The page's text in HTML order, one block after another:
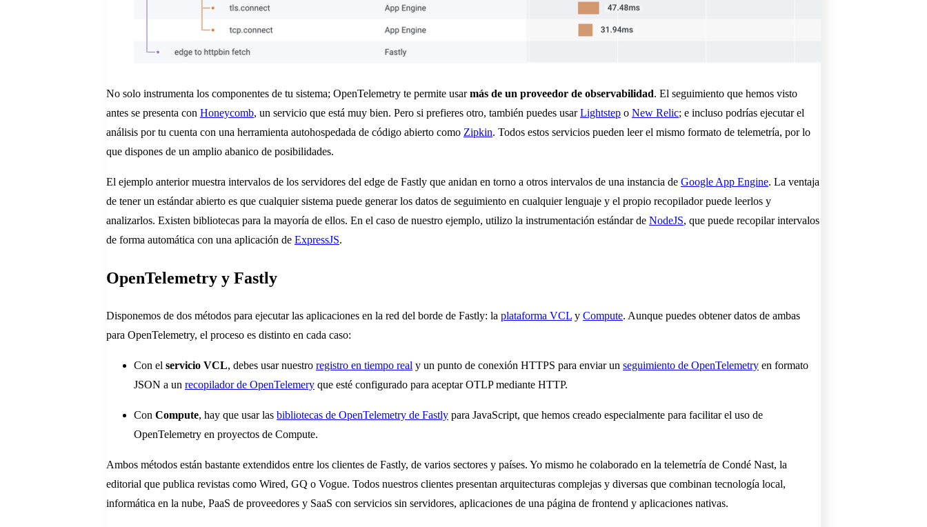
No solo instrumenta los componentes de tu sistema; OpenTelemetry te permite usarmás de un proveedor de observabilidad. El seguimiento que hemos visto
antes se presenta con Honeycomb, un servicio que está muy bien. Pero si prefieres otro, también puedes usarLightstep o New Relic; e incluso podrías ejecutar el
análisis por tu cuenta con una herramienta autohospedada de código abierto como Zipkin. Todos estos servicios pueden leer el mismo formato de telemetría, por lo
que dispones de un amplio abanico de posibilidades.
El ejemplo anterior muestra intervalos de los servidores del edge de Fastly que anidan en torno a otros intervalos de una instancia de Google App Engine. La ventaja
de tener un estándar abierto es que cualquier sistema puede generar los datos de seguimiento en cualquier lenguaje y el propio recopilador puede leerlos y
analizarlos. Existen bibliotecas para la mayoría de ellos. En el caso de nuestro ejemplo, utilizo la instrumentación estándar de NodeJS, que puede recopilar intervalos
de forma automática con una aplicación de ExpressJS.
OpenTelemetry y Fastly
Disponemos de dos métodos para ejecutar las aplicaciones en la red del borde de Fastly: la plataforma VCL y Compute. Aunque puedes obtener datos de ambas
para OpenTelemetry, el proceso es distinto en cada caso:
Con el servicio VCL, debes usar nuestro registro en tiempo real y un punto de conexión HTTPS para enviar un seguimiento de OpenTelemetry en formato
JSON a un recopilador de OpenTelemery que esté configurado para aceptar OTLP mediante HTTP.
Con Compute, hay que usar las bibliotecas de OpenTelemetry de Fastly para JavaScript, que hemos creado especialmente para facilitar el uso de
OpenTelemetry en proyectos de Compute.
Ambos métodos están bastante extendidos entre los clientes de Fastly, de varios sectores y países. Yo mismo he colaborado en la telemetría de Condé Nast, la
editorial que publica revistas como Wired, GQ o Vogue. Todos nuestros clientes presentan arquitecturas complejas y diversas que combinan tecnología local,
informática en la nube, PaaS de proveedores y SaaS con servicios sin servidores, aplicaciones de una página de frontend y aplicaciones nativas.